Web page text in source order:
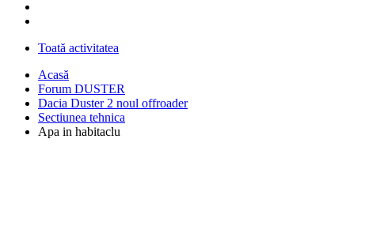
Toată activitatea
Acasă
Forum DUSTER
Dacia Duster 2 noul offroader
Sectiunea tehnica
Apa in habitaclu